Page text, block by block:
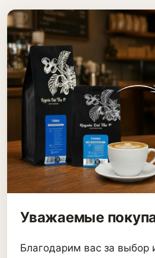
Уважаемые
Благодарим вас за выбор